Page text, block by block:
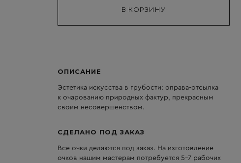
ОПИСАНИЕ
Эстетика искусства в грубости: оправа-отсылка
к очарованию природных фактур, прекрасным
своим несовершенством.
СДЕЛАНО ПОД ЗАКАЗ
Все очки делаются под заказ. На изготовление
очков нашим мастерам потребуется 5-7 рабочих